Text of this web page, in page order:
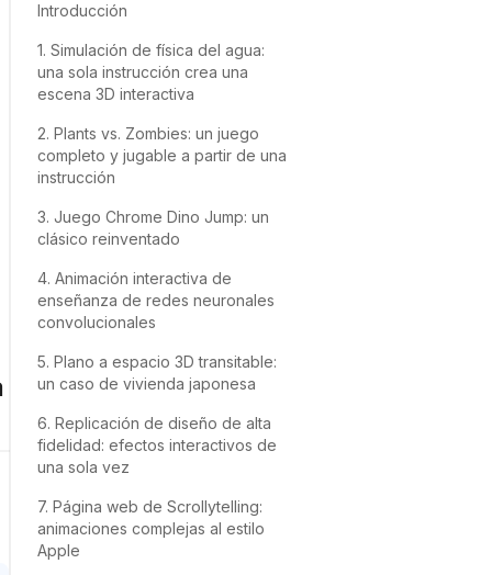
Introducción
1. Simulación de física del agua:
una sola instrucción crea una
escena 3D interactiva
2. Plants vs. Zombies: un juego
completo y jugable a partir de una
instrucción
3. Juego Chrome Dino Jump: un
clásico reinventado
4. Animación interactiva de
enseñanza de redes neuronales
convolucionales
5. Plano a espacio 3D transitable:
un caso de vivienda japonesa
6. Replicación de diseño de alta
fidelidad: efectos interactivos de
una sola vez
7. Página web de Scrollytelling:
animaciones complejas al estilo
Apple